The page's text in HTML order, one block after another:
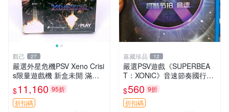
觀己 27
嚴選外星危機PSV Xeno Crisi
s限量遊戲機 新盒未開 滿意
保證 Xeno Crisis PSV 限量版
電玩新機 測試合格品
$11,160 95折
折扣碼
嘉藏珍品 12
嚴選PSV遊戲《SUPERBEA
T：XONiC》音速節奏國行版
音速 游戲 節奏機
$560 9折
折扣碼